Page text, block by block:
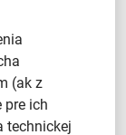
(ak z
pre ich
technickej